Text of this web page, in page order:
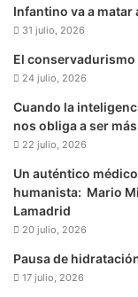
Infantino va a matar
31 julio, 2026
El
24 julio, 2026
Cuando la
nos obliga a ser
22 julio, 2026
Un auténtico médico
humanista: Mario
Lamadrid
20 julio, 2026
Pausa de
17 julio, 2026